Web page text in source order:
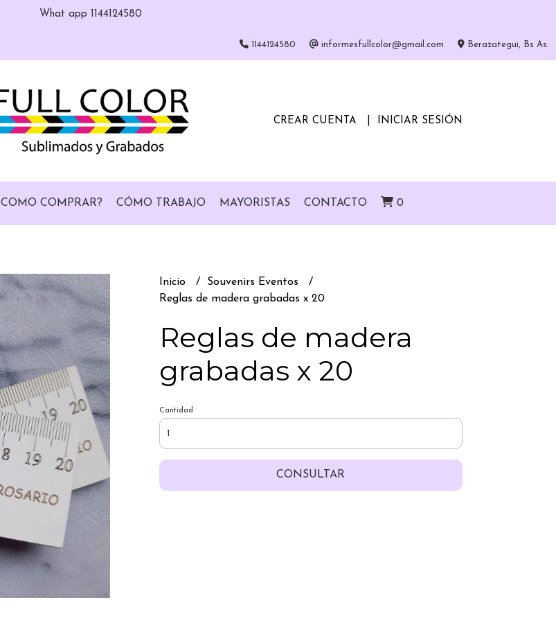
What app 1144124580
1144124580 informesfullcolor@gmail.com Berazategui, Bs As.
CREAR CUENTA INICIAR SESIÓN
COMO COMPRAR? CÓMO TRABAJO MAYORISTAS CONTACTO 0
Inicio
Souvenirs Eventos
Reglas de madera grabadas x 20
Reglas de madera
grabadas x 20
Cantidad
CONSULTAR